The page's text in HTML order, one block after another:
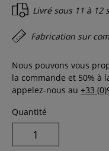
Livré sous 11 à 12
Fabrication sur
Nous pouvons vous
la commande et 50% à
appelez-nous au +33
Quantité